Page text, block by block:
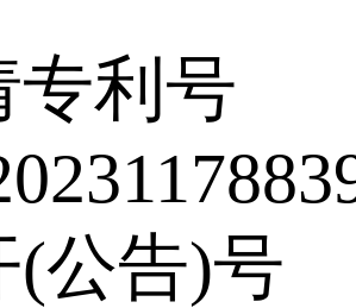
专利号
(公告)号